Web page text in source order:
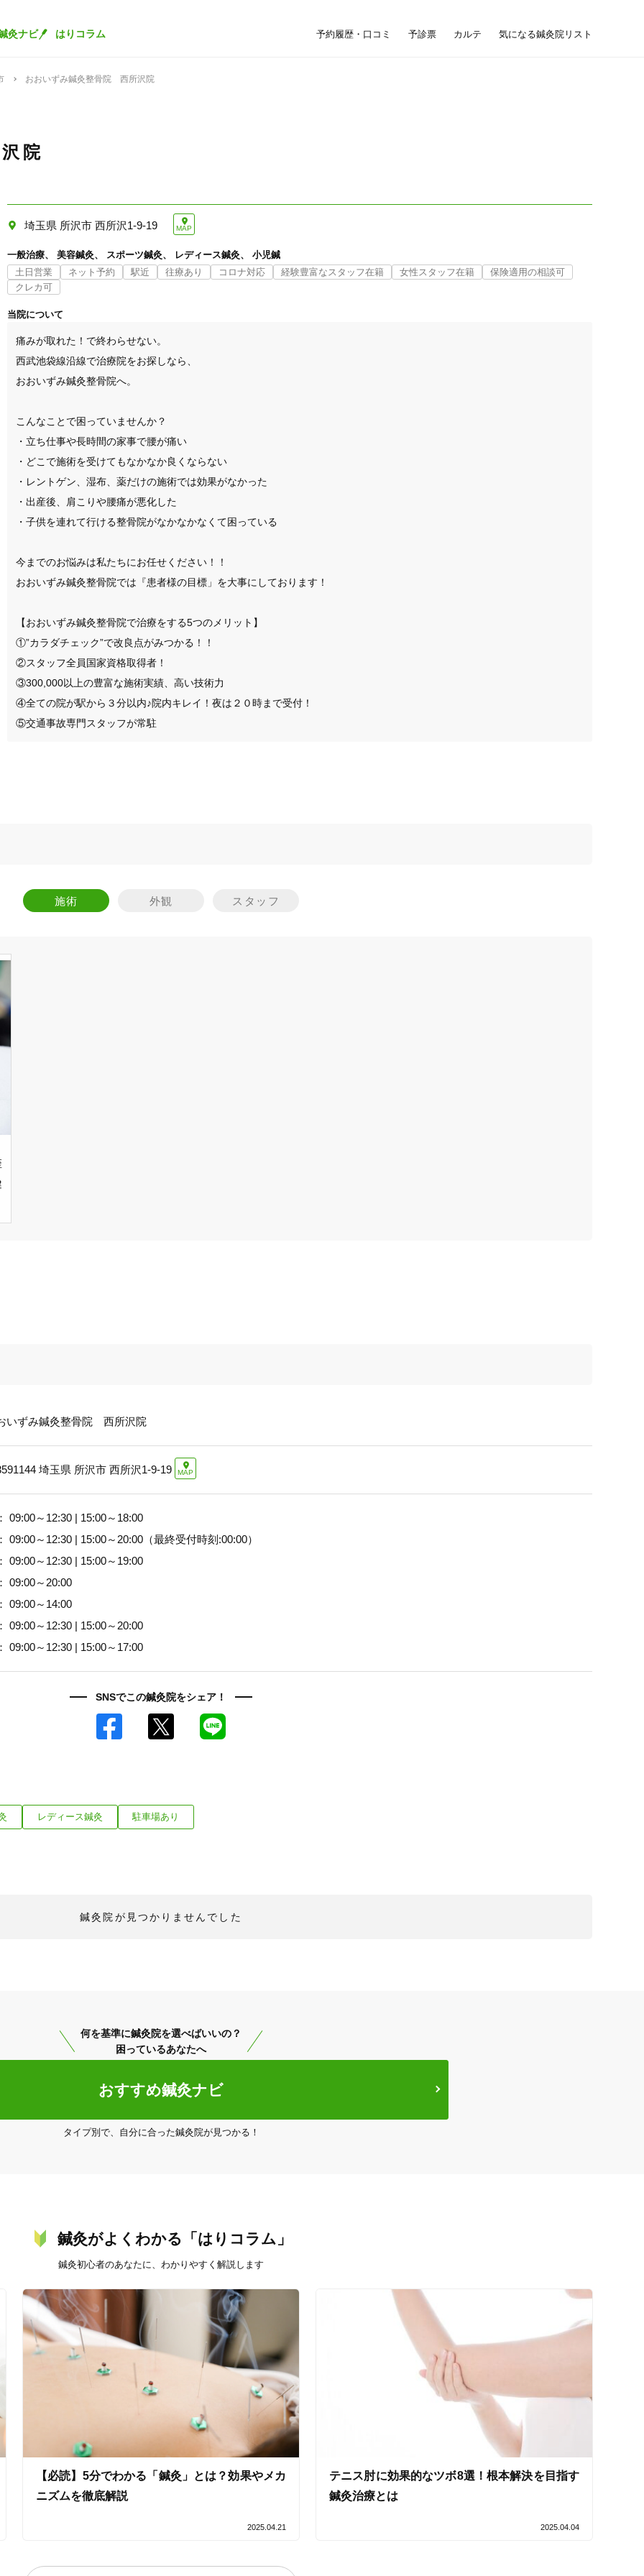
灸ナビ はりコラム 予約履歴・口コミ 予診票 カルテ 気になる鍼灸院リスト
おおいずみ鍼灸整骨院 西所沢院
院
埼玉県 所沢市 西所沢1-9-19 MAP
一般治療 美容鍼灸 スポーツ鍼灸 レディース鍼灸
小児鍼
土日営業
ネット予約 駅近 往療あり コロナ対応 経験豊富なスタッフ在籍 女性スタッフ在籍
保険適用の相談可
クレカ可
当院について
痛みが取れた！で終わらせない。
西武池袋線沿線で治療院をお探しなら、
おおいずみ鍼灸整骨院へ。
こんなことで困っていませんか？
・立ち仕事や長時間の家事で腰が痛い
・どこで施術を受けてもなかなか良くならない
・レントゲン、湿布、薬だけの施術では効果がなかった
・出産後、肩こりや腰痛が悪化した
・子供を連れて行ける整骨院がなかなかなくて困っている
今までのお悩みは私たちにお任せください！！
おおいずみ鍼灸整骨院では『患者様の目標」を大事にしております！
【おおいずみ鍼灸整骨院で治療をする5つのメリット】
①”カラダチェック”で改良点がみつかる！！
②スタッフ全員国家資格取得者！
③300,000以上の豊富な施術実績、高い技術力
④全ての院が駅から３分以内♪院内キレイ！夜は２０時まで受付！
施術 外観 スタッフ
いずみ鍼灸整骨院 西所沢院
埼玉県 所沢市 西所沢1-9-19 MAP
09:00～12:30 | 15:00～18:00
09:00～12:30 | 15:00～20:00（最終受付時刻:00:00）
09:00～12:30 | 15:00～19:00
09:00～20:00
09:00～14:00
09:00～12:30 | 15:00～20:00
09:00～12:30 | 15:00～17:00
SNSでこの鍼灸院をシェア！
Facebook
「健康にはりを見た」
レディース鍼灸 駐車場あり
鍼灸院が見つかりませんでした
何を基準に鍼灸院を選べばいいの？
困っているあなたへ
おすすめ鍼灸ナビ
タイプ別で、自分に合った鍼灸院が見つかる！
鍼灸がよくわかる「はりコラム」
鍼灸初心者のあなたに、わかりやすく解説します
【必読】5分でわかる「鍼灸」とは？効果やメカ
ニズムを徹底解説
2025.04.21
テニス肘に効果的なツボ8選！根本解決を目指す
鍼灸治療とは
2025.04.04